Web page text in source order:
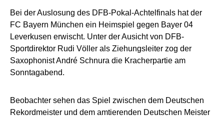
Bei der Auslosung des DFB-Pokal-Achtelfinals hat der
FC Bayern München ein Heimspiel gegen Bayer 04
Leverkusen erwischt. Unter der Ausicht von DFB-
Sportdirektor Rudi Völler als Ziehungsleiter zog der
Saxophonist André Schnura die Kracherpartie am
Sonntagabend.
Beobachter sehen das Spiel zwischen dem Deutschen
Rekordmeister und dem amtierenden Deutschen Meister